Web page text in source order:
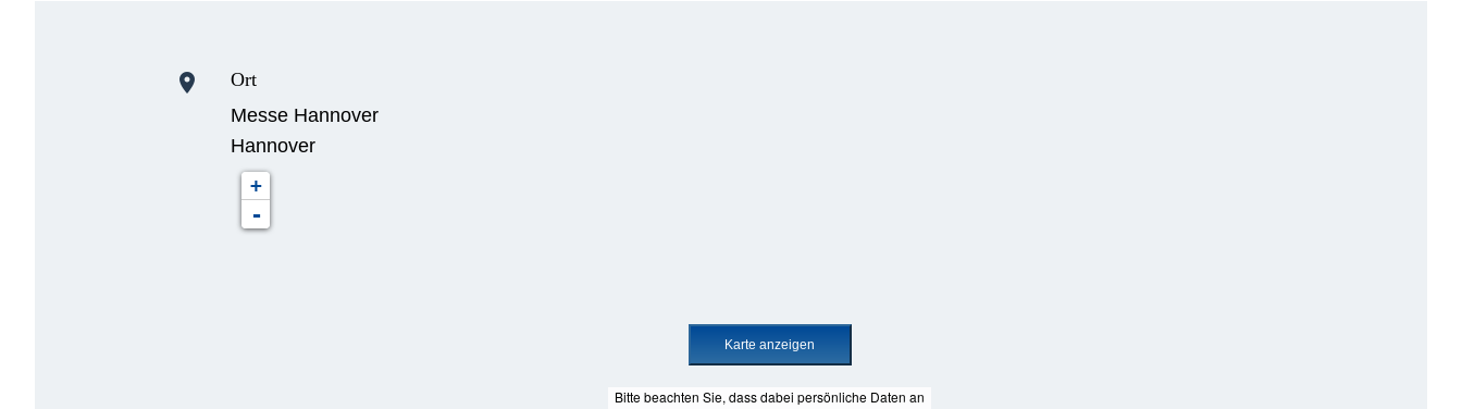
location_on
Ort
Messe Hannover
Hannover
Bitte beachten Sie, dass dabei persönliche Daten an
+
-